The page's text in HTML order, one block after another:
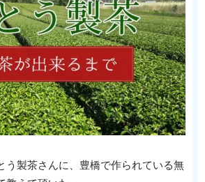
う製茶さんに、豊橋で作られている無